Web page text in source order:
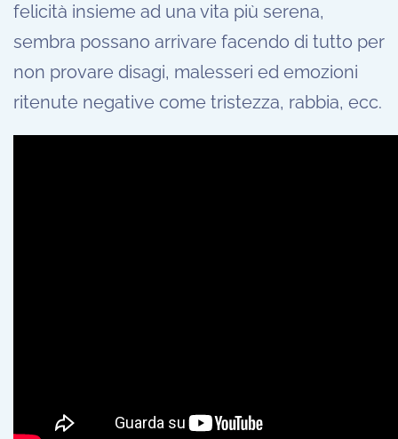
felicità insieme ad una vita più serena,
sembra possano arrivare facendo di tutto per
non provare disagi, malesseri ed emozioni
ritenute negative come tristezza, rabbia, ecc.